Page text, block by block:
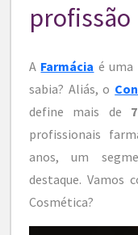
profissão
A Farmácia é uma
sabia? Aliás, o
define mais de
profissionais
anos, um
destaque. Vamos
Cosmética?